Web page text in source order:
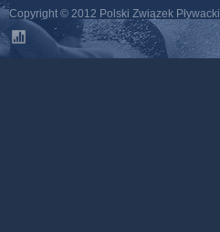
Copyright © 2012 Polski Związek Pływacki